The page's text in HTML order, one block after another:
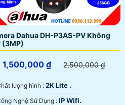
Dahua DH-P3AS-PV Không
(3MP)
1,500,000 ₫ 2,500,000 ₫
Chất lượng hình : 2K Lite .
🏆 Công Nghệ Sử Dụng : IP Wifi.